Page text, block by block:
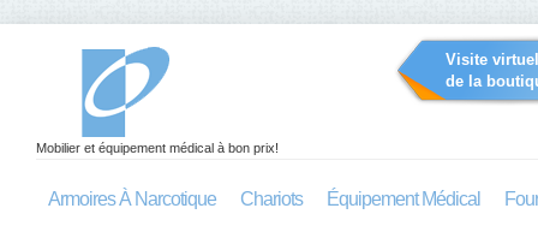
Visite
de la
Mobilier et équipement médical à bon prix!
Armoires À Narcotique Chariots Équipement Médical